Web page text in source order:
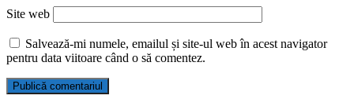
Site web
Salvează-mi numele, emailul și site-ul web în acest navigator
pentru data viitoare când o să comentez.